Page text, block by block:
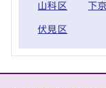
山科区 下
伏見区